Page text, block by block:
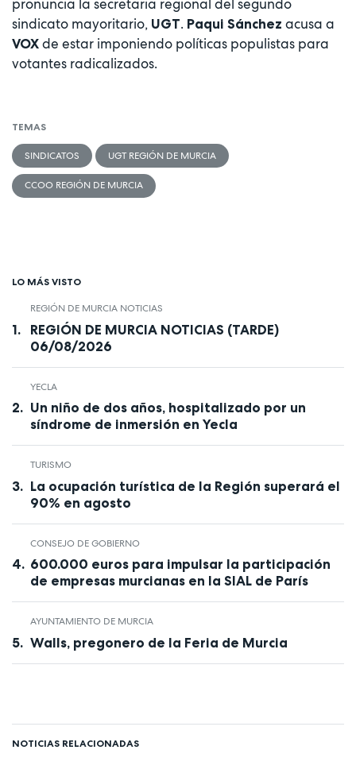
pronuncia la secretaria regional del segundo
sindicato mayoritario, UGT. Paqui Sánchez acusa a
VOX de estar imponiendo políticas populistas para
votantes radicalizados.
TEMAS
SINDICATOS UGT REGIÓN DE MURCIA
CCOO REGIÓN DE MURCIA
LO MÁS VISTO
REGIÓN DE MURCIA NOTICIAS
REGIÓN DE MURCIA NOTICIAS (TARDE)
06/08/2026
YECLA
Un niño de dos años, hospitalizado por un
síndrome de inmersión en Yecla
TURISMO
La ocupación turística de la Región superará el
90% en agosto
CONSEJO DE GOBIERNO
600.000 euros para impulsar la participación
de empresas murcianas en la SIAL de París
AYUNTAMIENTO DE MURCIA
Walls, pregonero de la Feria de Murcia
NOTICIAS RELACIONADAS